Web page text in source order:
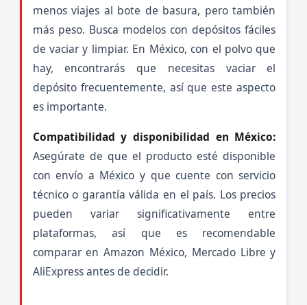
menos viajes al bote de basura, pero también
más peso. Busca modelos con depósitos fáciles
de vaciar y limpiar. En México, con el polvo que
hay, encontrarás que necesitas vaciar el
depósito frecuentemente, así que este aspecto
es importante.
Compatibilidad y disponibilidad en México:
Asegúrate de que el producto esté disponible
con envío a México y que cuente con servicio
técnico o garantía válida en el país. Los precios
pueden variar significativamente entre
plataformas, así que es recomendable
comparar en Amazon México, Mercado Libre y
AliExpress antes de decidir.